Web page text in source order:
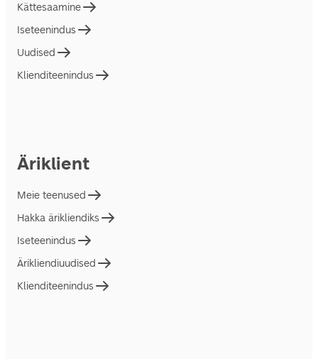
Kättesaamine
Iseteenindus
Uudised
Klienditeenindus
Äriklient
Meie teenused
Hakka ärikliendiks
Iseteenindus
Ärikliendiuudised
Klienditeenindus